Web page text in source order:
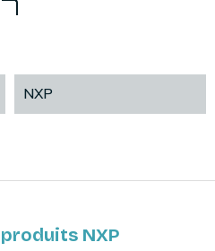
NXP
NXP